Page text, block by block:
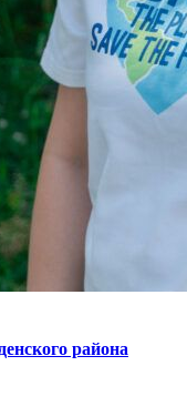
района